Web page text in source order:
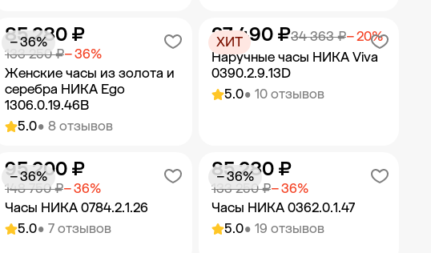
Добавить в корзину Добавить в корзину
5.0• 8 отзывов
Женские часы из золота и
серебра НИКА Ego
1306.0.19.46B
133 250 ₽− 36%
85 280 ₽
− 36%
Добавить в корзину
5.0• 10 отзывов
Наручные часы НИКА Viva
0390.2.9.13D
34 363 ₽− 20%
27 490 ₽
ХИТ
Добавить в корзину
5.0• 7 отзывов
Часы НИКА 0784.2.1.26
148 750 ₽− 36%
95 200 ₽
− 36%
5.0• 19 отзывов
Часы НИКА 0362.0.1.47
133 250 ₽− 36%
85 280 ₽
− 36%